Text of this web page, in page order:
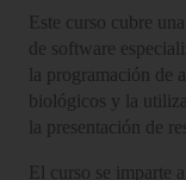
Este curso cubre
de software
la programación de
biológicos y la
la presentación de
El curso se imparte